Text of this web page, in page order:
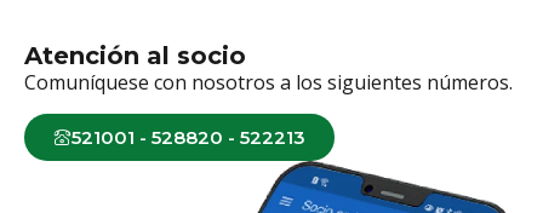
Atención al socio
Comuníquese con nosotros a los siguientes números.
521001 - 528820 - 522213